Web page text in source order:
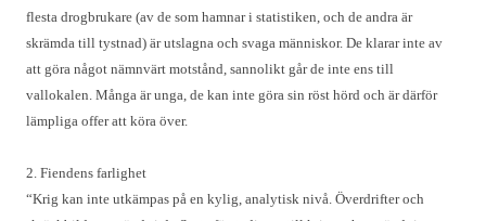
flesta drogbrukare (av de som hamnar i statistiken, och de andra är
skrämda till tystnad) är utslagna och svaga människor. De klarar inte av
att göra något nämnvärt motstånd, sannolikt går de inte ens till
vallokalen. Många är unga, de kan inte göra sin röst hörd och är därför
lämpliga offer att köra över.
2. Fiendens farlighet
“Krig kan inte utkämpas på en kylig, analytisk nivå. Överdrifter och